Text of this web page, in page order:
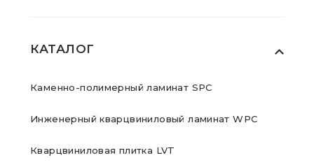
КАТАЛОГ
Каменно-полимерный ламинат SPC
Инженерный кварцвиниловый ламинат WPC
Кварцвиниловая плитка LVT